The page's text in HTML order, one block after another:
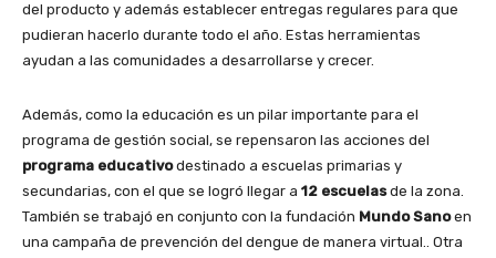
del producto y además establecer entregas regulares para que
pudieran hacerlo durante todo el año. Estas herramientas
ayudan a las comunidades a desarrollarse y crecer.
Además, como la educación es un pilar importante para el
programa de gestión social, se repensaron las acciones del
programa educativodestinado a escuelas primarias y
secundarias, con el que se logró llegar a 12 escuelasde la zona.
También se trabajó en conjunto con la fundación Mundo Sanoen
una campaña de prevención del dengue de manera virtual.. Otra